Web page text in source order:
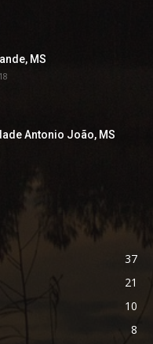
MS
Antonio João, MS
37
21
10
8